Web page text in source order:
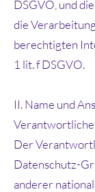
DSGVO, und
die
berechtigten
1 lit. f DSGVO.
II. Name und
Der
Datenschutz-
anderer